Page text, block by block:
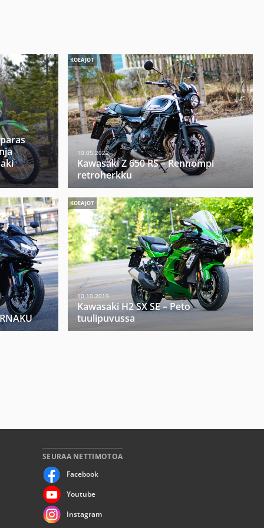
KOEAJOT
10.05.2022
Kawasaki Z 650 RS – Rennompi
retroherkku
KOEAJOT
10.10.2019
Kawasaki H2 SX SE – Peto
tuulipuvussa
SEURAA NETTIMOTOA
Facebook
Youtube
Instagram